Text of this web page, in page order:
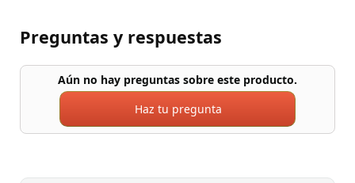
Preguntas y respuestas
Aún no hay preguntas sobre este producto.
Haz tu pregunta